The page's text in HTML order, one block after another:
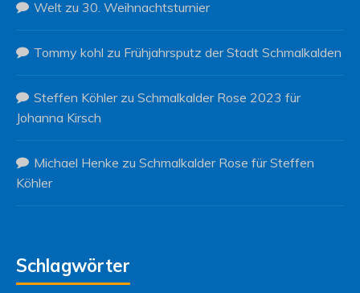
Welt zu 30. Weihnachtsturnier
Tommy kohl zu Frühjahrsputz der Stadt Schmalkalden
Steffen Köhlerzu Schmalkalder Rose 2023 für
Johanna Kirsch
Michael Henke zu Schmalkalder Rose für Steffen
Köhler
Schlagwörter